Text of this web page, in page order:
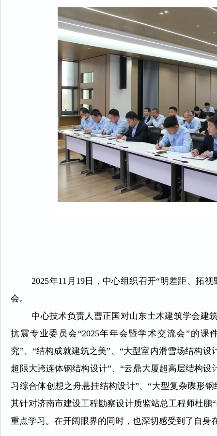
2025年11月19日，中心组织召开“明差距、拓
会。
中心技术负责人曹正国对山东土木建筑学会建
抗震专业委员会“2025年年会暨学术交流会”的
究”、“结构成就建筑之美”、“大型室内滑雪场结构
超限大跨连体钢结构设计”、“云鼎大厦超高层结构
习综合体创想之舟悬挂结构设计”、“大型复杂碟形
其针对济南市建设工程勘察设计质监站总工程师杜
重点学习。在开阔眼界的同时，也深切感受到了自身